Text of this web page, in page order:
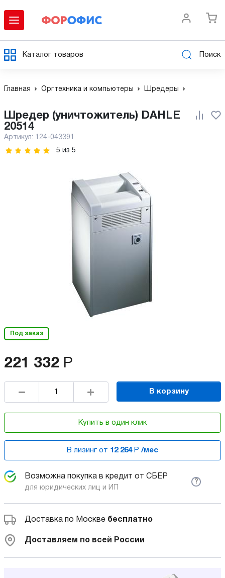
Каталог товаров Поиск
Главная Оргтехника и компьютеры Шредеры
Шредер (уничтожитель) DAHLE
20514
Артикул: 124-043391
5 из 5
Под заказ
221 332 Р
В корзину
Купить в один клик
В лизинг от 12 264 Р /мес
Возможна покупка в кредит от СБЕР
для юридических лиц и ИП
?
Доставка по Москве бесплатно
Доставляем по всей России